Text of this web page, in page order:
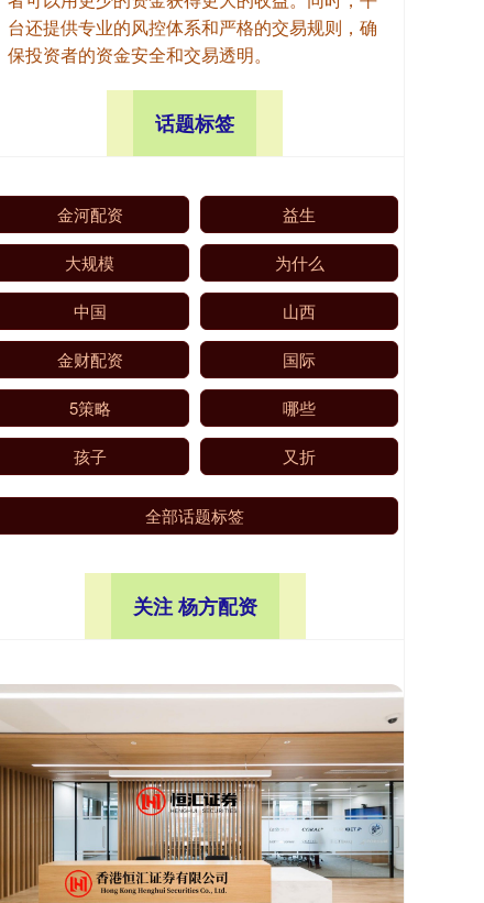
台还提供专业的风控体系和严格的交易规则，确
保投资者的资金安全和交易透明。
话题标签
金河配资 益生
大规模 为什么
中国 山西
金财配资 国际
5策略 哪些
孩子 又折
全部话题标签
关注 杨方配资